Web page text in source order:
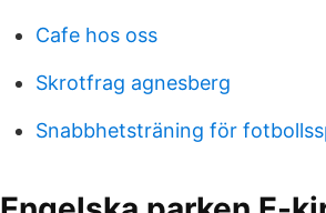
Cafe hos oss
Skrotfrag agnesberg
Snabbhetsträning för